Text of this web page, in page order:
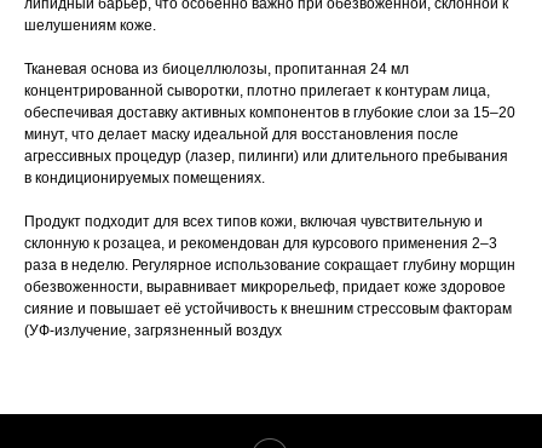
липидный барьер, что особенно важно при обезвоженной, склонной к
шелушениям коже.
Тканевая основа из биоцеллюлозы, пропитанная 24 мл
концентрированной сыворотки, плотно прилегает к контурам лица,
обеспечивая доставку активных компонентов в глубокие слои за 15–20
минут, что делает маску идеальной для восстановления после
агрессивных процедур (лазер, пилинги) или длительного пребывания
в кондиционируемых помещениях.
Продукт подходит для всех типов кожи, включая чувствительную и
склонную к розацеа, и рекомендован для курсового применения 2–3
раза в неделю. Регулярное использование сокращает глубину морщин
обезвоженности, выравнивает микрорельеф, придает коже здоровое
сияние и повышает её устойчивость к внешним стрессовым факторам
(УФ-излучение, загрязненный воздух